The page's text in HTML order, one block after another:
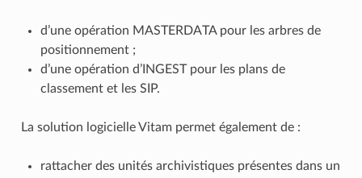
d’une opération MASTERDATA pour les arbres de
positionnement ;
d’une opération d’INGEST pour les plans de
classement et les SIP.
La solution logicielle Vitam permet également de :
rattacher des unités archivistiques présentes dans un